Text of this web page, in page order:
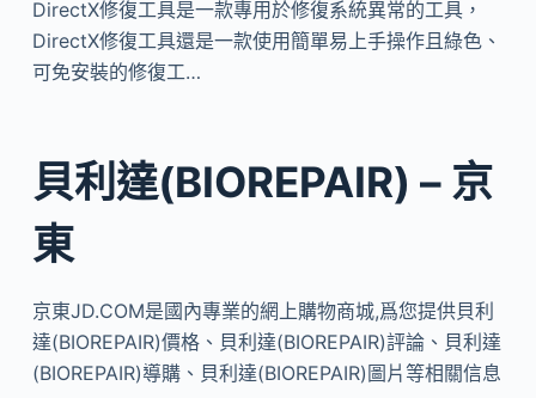
DirectX修復工具是一款專用於修復系統異常的工具，
DirectX修復工具還是一款使用簡單易上手操作且綠色、
可免安裝的修復工…
貝利達(BIOREPAIR) – 京
東
京東JD.COM是國內專業的網上購物商城,爲您提供貝利
達(BIOREPAIR)價格、貝利達(BIOREPAIR)評論、貝利達
(BIOREPAIR)導購、貝利達(BIOREPAIR)圖片等相關信息